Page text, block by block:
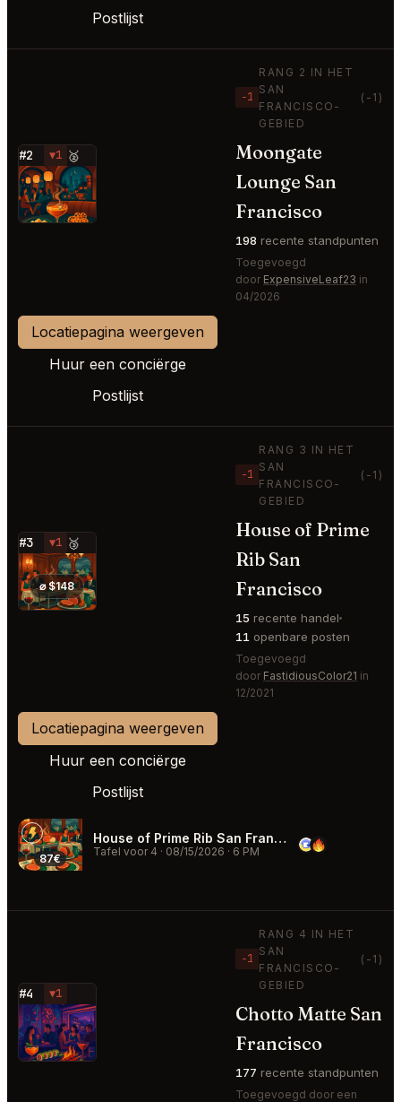
Postlijst
#2 ▼1 🥈
⭐
−1
RANG 2 IN HET
SAN
FRANCISCO-
GEBIED
(-1)
Moongate
Lounge San
Francisco
198 recente standpunten
Toegevoegd
door ExpensiveLeaf23 in
04/2026
Locatiepagina weergeven
Huur een conciërge
Postlijst
#3 ▼1 🥉
⭐ ⌀ $148
−1
RANG 3 IN HET
SAN
FRANCISCO-
GEBIED
(-1)
House of Prime
Rib San
Francisco
15 recente handel
11 openbare posten
Toegevoegd
door FastidiousColor21 in
12/2021
Locatiepagina weergeven
Huur een conciërge
Postlijst
87€
House of Prime Rib San Francisco
Tafel voor 4 · 08/15/2026 · 6 PM
#4 ▼1
⭐
−1
RANG 4 IN HET
SAN
FRANCISCO-
GEBIED
(-1)
Chotto Matte San
Francisco
177 recente standpunten
Toegevoegd door een